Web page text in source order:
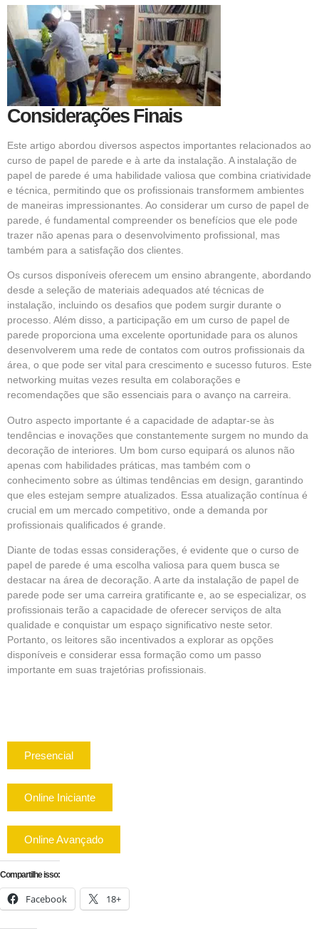
Considerações Finais
Este artigo abordou diversos aspectos importantes relacionados ao
curso de papel de parede e à arte da instalação. A instalação de
papel de parede é uma habilidade valiosa que combina criatividade
e técnica, permitindo que os profissionais transformem ambientes
de maneiras impressionantes. Ao considerar um curso de papel de
parede, é fundamental compreender os benefícios que ele pode
trazer não apenas para o desenvolvimento profissional, mas
também para a satisfação dos clientes.
Os cursos disponíveis oferecem um ensino abrangente, abordando
desde a seleção de materiais adequados até técnicas de
instalação, incluindo os desafios que podem surgir durante o
processo. Além disso, a participação em um curso de papel de
parede proporciona uma excelente oportunidade para os alunos
desenvolverem uma rede de contatos com outros profissionais da
área, o que pode ser vital para crescimento e sucesso futuros. Este
networking muitas vezes resulta em colaborações e
recomendações que são essenciais para o avanço na carreira.
Outro aspecto importante é a capacidade de adaptar-se às
tendências e inovações que constantemente surgem no mundo da
decoração de interiores. Um bom curso equipará os alunos não
apenas com habilidades práticas, mas também com o
conhecimento sobre as últimas tendências em design, garantindo
que eles estejam sempre atualizados. Essa atualização contínua é
crucial em um mercado competitivo, onde a demanda por
profissionais qualificados é grande.
Diante de todas essas considerações, é evidente que o curso de
papel de parede é uma escolha valiosa para quem busca se
destacar na área de decoração. A arte da instalação de papel de
parede pode ser uma carreira gratificante e, ao se especializar, os
profissionais terão a capacidade de oferecer serviços de alta
qualidade e conquistar um espaço significativo neste setor.
Portanto, os leitores são incentivados a explorar as opções
disponíveis e considerar essa formação como um passo
importante em suas trajetórias profissionais.
Presencial
Online Iniciante
Online Avançado
Compartilhe isso:
Facebook 18+